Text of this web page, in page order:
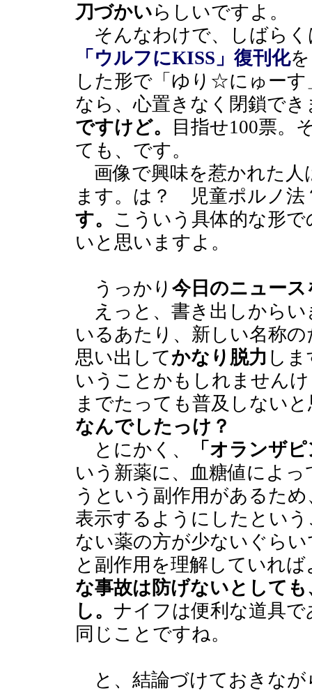
刀づかいらしいですよ。
そんなわけで、しばら
「ウルフにKISS」復刊化
した形で「ゆり☆にゅー
なら、心置きなく閉鎖で
ですけど。
目指せ100票。
ても、です。
画像で興味を惹かれた人
ます。は？ 児童ポルノ
す。
こういう具体的な形
いと思いますよ。
うっかり 今日のニュー
えっと、書き出しからい
いるあたり、新しい名称
思い出してかなり脱力 し
いうことかもしれません
までたっても普及しない
なんでしたっけ？
とにかく、
「オランザ
いう新薬に、血糖値によ
うという副作用があるた
表示するようにしたとい
ない薬の方が少ないぐら
と副作用を理解していれ
な事故は防げないとして
し。 ナイフは便利な道具
同じことですね。
と、結論づけておきなが